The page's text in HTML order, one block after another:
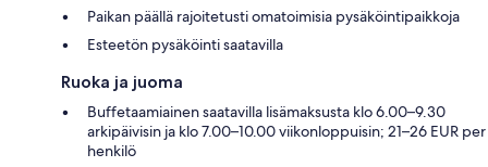
Paikan päällä rajoitetusti omatoimisia pysäköintipaikkoja
Esteetön pysäköinti saatavilla
Ruoka ja juoma
Buffetaamiainen saatavilla lisämaksusta klo 6.00–9.30
arkipäivisin ja klo 7.00–10.00 viikonloppuisin; 21–26 EUR per
henkilö